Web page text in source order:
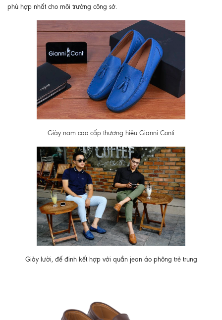
phù hợp nhất cho môi trường công sở.
Giày nam cao cấp thương hiệu Gianni Conti
Giày lười, đế đinh kết hợp với quần jean áo phông trẻ trung